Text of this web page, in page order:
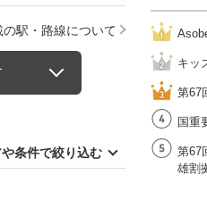
駅・路線について
条件で絞り込む
キッ
第67
国重
第67
雄割